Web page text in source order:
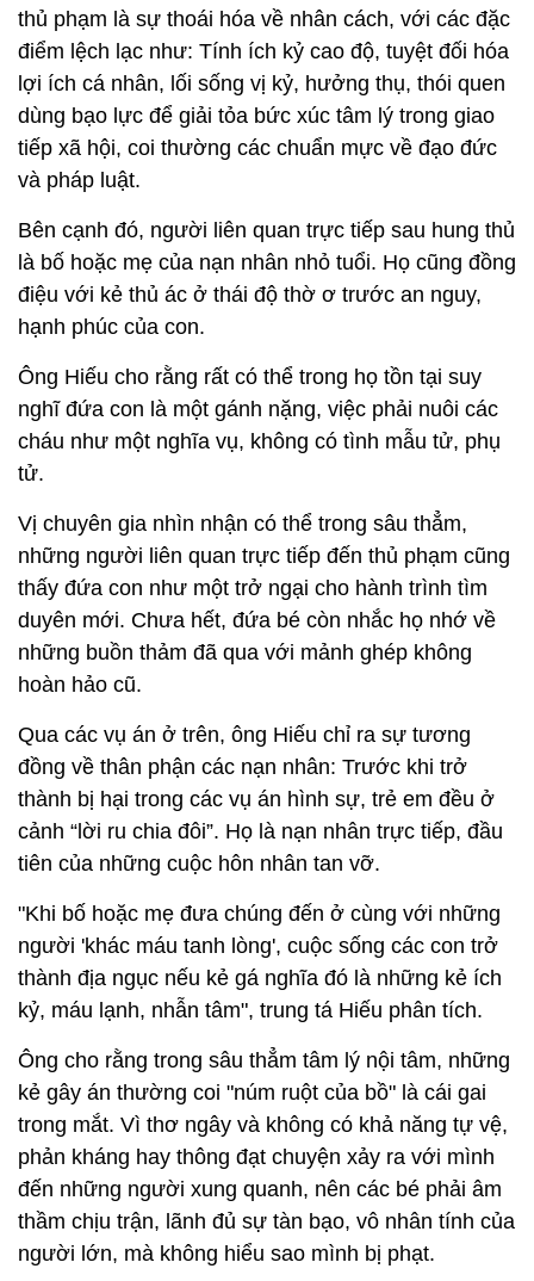
thủ phạm là sự thoái hóa về nhân cách, với các đặc
điểm lệch lạc như: Tính ích kỷ cao độ, tuyệt đối hóa
lợi ích cá nhân, lối sống vị kỷ, hưởng thụ, thói quen
dùng bạo lực để giải tỏa bức xúc tâm lý trong giao
tiếp xã hội, coi thường các chuẩn mực về đạo đức
và pháp luật.
Bên cạnh đó, người liên quan trực tiếp sau hung thủ
là bố hoặc mẹ của nạn nhân nhỏ tuổi. Họ cũng đồng
điệu với kẻ thủ ác ở thái độ thờ ơ trước an nguy,
hạnh phúc của con.
Ông Hiếu cho rằng rất có thể trong họ tồn tại suy
nghĩ đứa con là một gánh nặng, việc phải nuôi các
cháu như một nghĩa vụ, không có tình mẫu tử, phụ
tử.
Vị chuyên gia nhìn nhận có thể trong sâu thẳm,
những người liên quan trực tiếp đến thủ phạm cũng
thấy đứa con như một trở ngại cho hành trình tìm
duyên mới. Chưa hết, đứa bé còn nhắc họ nhớ về
những buồn thảm đã qua với mảnh ghép không
hoàn hảo cũ.
Qua các vụ án ở trên, ông Hiếu chỉ ra sự tương
đồng về thân phận các nạn nhân: Trước khi trở
thành bị hại trong các vụ án hình sự, trẻ em đều ở
cảnh “lời ru chia đôi”. Họ là nạn nhân trực tiếp, đầu
tiên của những cuộc hôn nhân tan vỡ.
"Khi bố hoặc mẹ đưa chúng đến ở cùng với những
người 'khác máu tanh lòng', cuộc sống các con trở
thành địa ngục nếu kẻ gá nghĩa đó là những kẻ ích
kỷ, máu lạnh, nhẫn tâm", trung tá Hiếu phân tích.
Ông cho rằng trong sâu thẳm tâm lý nội tâm, những
kẻ gây án thường coi "núm ruột của bồ" là cái gai
trong mắt. Vì thơ ngây và không có khả năng tự vệ,
phản kháng hay thông đạt chuyện xảy ra với mình
đến những người xung quanh, nên các bé phải âm
thầm chịu trận, lãnh đủ sự tàn bạo, vô nhân tính của
người lớn, mà không hiểu sao mình bị phạt.